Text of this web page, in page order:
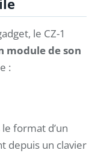
le CZ-1
module de son
:
format d’un
depuis un clavier